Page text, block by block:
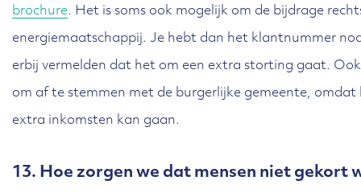
brochure. Het is soms ook mogelijk om de bijdrage
energiemaatschappij. Je hebt dan het klantnummer
erbij vermelden dat het om een extra storting gaat.
om af te stemmen met de burgerlijke gemeente, omdat
extra inkomsten kan gaan.
13. Hoe zorgen we dat mensen niet gekort